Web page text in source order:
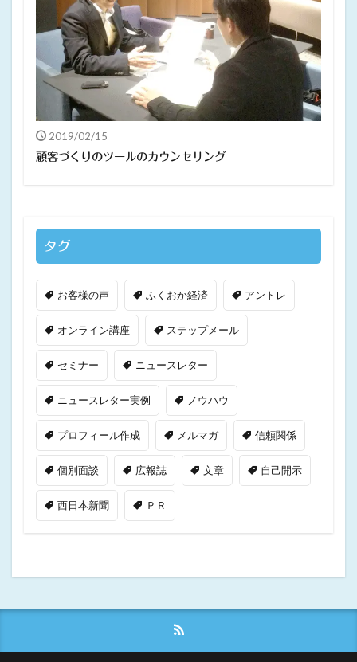
2019/02/15
顧客づくりのツールのカウンセリング
タグ
お客様の声 ふくおか経済 アントレ
オンライン講座 ステップメール
セミナー ニュースレター
ニュースレター実例 ノウハウ
プロフィール作成 メルマガ 信頼関係
個別面談 広報誌 文章 自己開示
西日本新聞 ＰＲ